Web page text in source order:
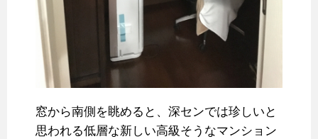
窓から南側を眺めると、深センでは珍しいと
思われる低層な新しい高級そうなマンション